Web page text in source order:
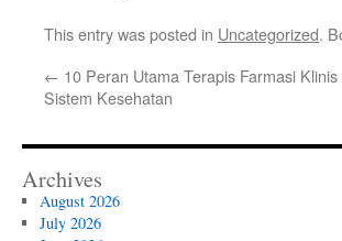
This entry was posted in Uncategorized.
← 10 Peran Utama Terapis Farmasi Klinis
Sistem Kesehatan
Archives
August 2026
July 2026